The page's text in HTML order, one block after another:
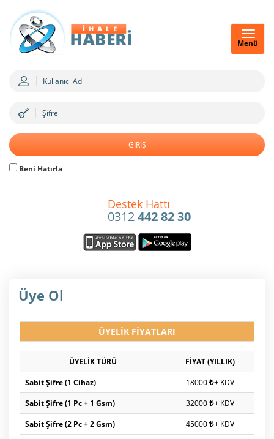
Menü
Beni Hatırla
Destek Hattı
0312442 82 30
Üye Ol
ÜYELİK FİYATLARI
ÜYELİK TÜRÜ
FİYAT (YILLIK)
Sabit Şifre (1 Cihaz)
18000 + KDV
Sabit Şifre (1 Pc + 1 Gsm)
32000 + KDV
Sabit Şifre (2 Pc + 2 Gsm)
45000 + KDV